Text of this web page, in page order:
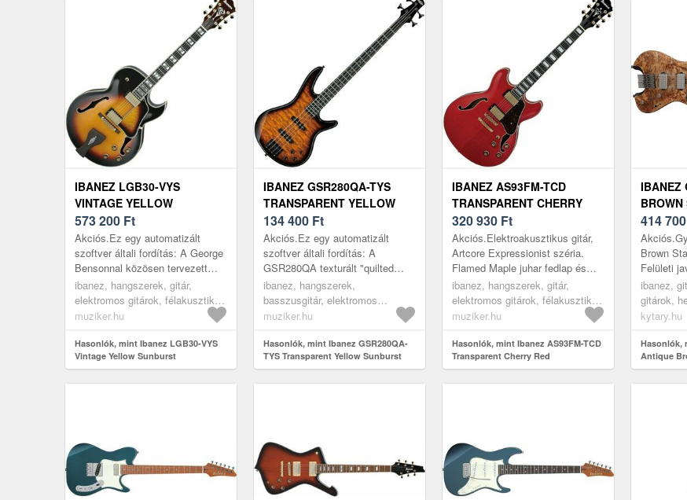
IBANEZ LGB30-VYS
VINTAGE YELLOW
SUNBURST
FÉLAKUSZTIKUS - JAZZ-
GITÁR
573 200 Ft
Akciós.Ez egy automatizált
szoftver általi fordítás: A George
Bensonnal közösen tervezett
üreges testű gitár a lucfenyő, a
juhar hát és az oldalak érdekes...
ibanez, hangszerek, gitár,
elektromos gitárok, félakusztikus
és jazz-gitárok, burst
muziker.hu
Hasonlók, mint Ibanez LGB30-VYS
Vintage Yellow Sunburst
Félakusztikus - jazz-gitár
IBANEZ GSR280QA-TYS
TRANSPARENT YELLOW
SUNBURST ELEKTROMOS
BASSZUSGITÁR
134 400 Ft
Akciós.Ez egy automatizált
szoftver általi fordítás: A
GSR280QA texturált "quilted
juhar" felsőt tartalmaz dupla
kivágott okum testen és
csavarozható juha...
ibanez, hangszerek,
basszusgitár, elektromos
basszusgitárok, 4 húros
típusú basszusgitárok, burst
muziker.hu
Hasonlók, mint Ibanez GSR280QA-
TYS Transparent Yellow Sunburst
Elektromos basszusgitár
IBANEZ AS93FM-TCD
TRANSPARENT CHERRY
RED FÉLAKUSZTIKUS -
JAZZ-GITÁR
320 930 Ft
Akciós.Elektroakusztikus gitár,
Artcore Expressionist széria.
Flamed Maple juhar fedlap és
test, Expressionist AS mahagóni
/ juhar nyak, menzúra 628mm,
éb...
ibanez, hangszerek, gitár,
elektromos gitárok, félakusztikus
és jazz-gitárok, red
muziker.hu
Hasonlók, mint Ibanez AS93FM-TCD
Transparent Cherry Red
Félakusztikus - jazz-gitár
IBANEZ
BROWN
414 700
Brown
Felületi
Típus:
Top:
Juharfa/
ibanez,
gitárok,
kytary.hu
Hasonlók,
Antique